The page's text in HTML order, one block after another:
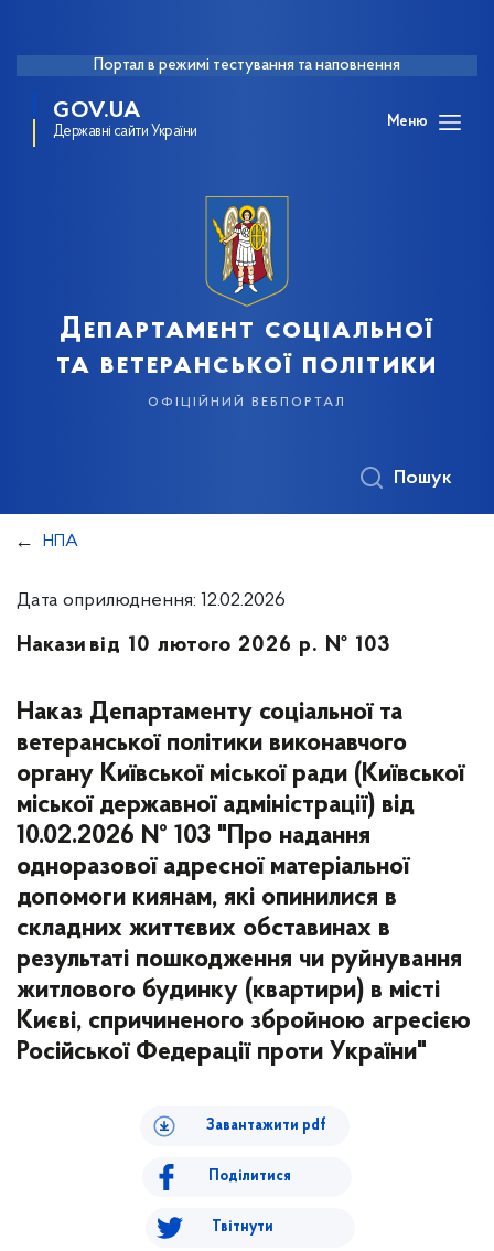
Портал в режимі тестування та наповнення
GOV.UA
Державні сайти України
Меню
Департамент соціальної
та ветеранської політики
офіційний вебпортал
Пошук
НПА
Дата оприлюднення: 12.02.2026
Накази від 10 лютого 2026 р. № 103
Наказ Департаменту соціальної та
ветеранської політики виконавчого
органу Київської міської ради (Київської
міської державної адміністрації) від
10.02.2026 № 103 "Про надання
одноразової адресної матеріальної
допомоги киянам, які опинилися в
складних життєвих обставинах в
результаті пошкодження чи руйнування
житлового будинку (квартири) в місті
Києві, спричиненого збройною агресією
Російської Федерації проти України"
Завантажити pdf
Поділитися
Твітнути